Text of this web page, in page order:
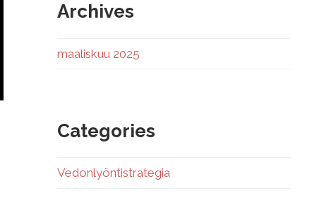
Archives
maaliskuu 2025
Categories
Vedonlyöntistrategia